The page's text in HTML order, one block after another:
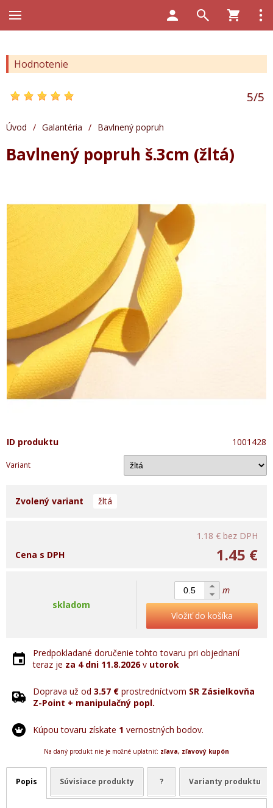
Hodnotenie
5/5
Úvod / Galantéria / Bavlnený popruh
Bavlnený popruh š.3cm (žltá)
ID produktu 1001428
Variant
Zvolený variant žltá
1.18 € bez DPH
1.45 €
Cena s DPH
skladom
m
Vložiť do košíka
Predpokladané doručenie tohto tovaru pri objednaní
teraz je za 4 dni 11.8.2026v utorok
Doprava už od 3.57 € prostredníctvom SR Zásielkovňa
Z-Point + manipulačný popl.
Kúpou tovaru získate 1 vernostných bodov.
Na daný produkt nie je možné uplatniť: zľava, zľavový kupón
Popis Súvisiace produkty ? Varianty produktu